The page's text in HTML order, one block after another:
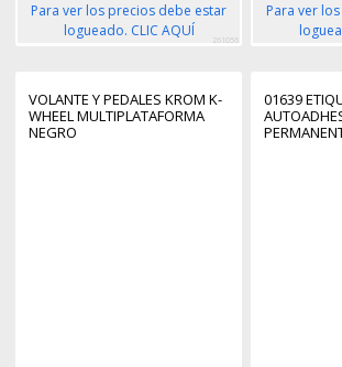
Para ver los precios debe estar
logueado. CLIC AQUÍ
261056
Para ver
VOLANTE Y PEDALES KROM K-
WHEEL MULTIPLATAFORMA
NEGRO
01639